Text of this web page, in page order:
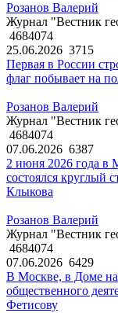
Розанов Валерий
Журнал "Вестник
4684074
25.06.2026 3715
Первая в России
флаг побывает на
Розанов Валерий
Журнал "Вестник
4684074
07.06.2026 6387
2 июня 2026 года в
состоялся круглый
Клыкова
Розанов Валерий
Журнал "Вестник
4684074
07.06.2026 6429
В Москве, в Доме
общественного
Фетисову